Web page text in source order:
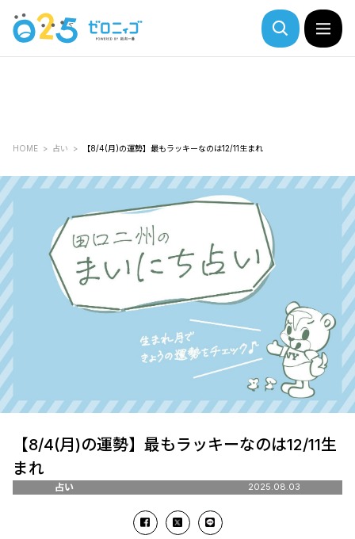
HOME 占い 【8/4(月)の運勢】最もラッキーなのは12/11生まれ
【8/4(月)の運勢】最もラッキーなのは12/11生
まれ
占い 2025.08.03